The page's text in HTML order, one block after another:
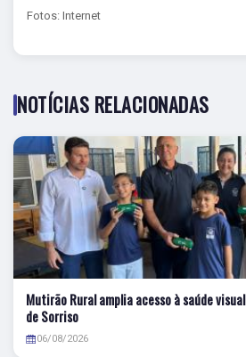
Fotos: Internet
NOTÍCIAS RELACIONADAS
Mutirão Rural amplia acesso à saúde
de Sorriso
06/08/2026